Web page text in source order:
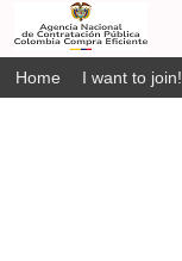
Home I want to join!